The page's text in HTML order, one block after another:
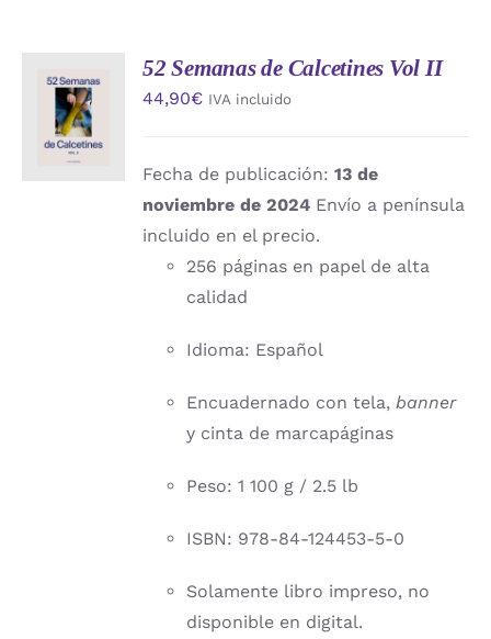
AÑADIR
AL
CARRITO
/
DETALLES
52 Semanas de Calcetines Vol II
44,90€ IVA incluido
Fecha de publicación:13 de
noviembre de 2024 Envío a península
incluido en el precio.
256 páginas en papel de alta
calidad
Idioma: Español
Encuadernado con tela,banner
y cinta de marcapáginas
Peso: 1 100 g / 2.5 lb
ISBN: 978-84-124453-5-0
Solamente libro impreso, no
disponible en digital.